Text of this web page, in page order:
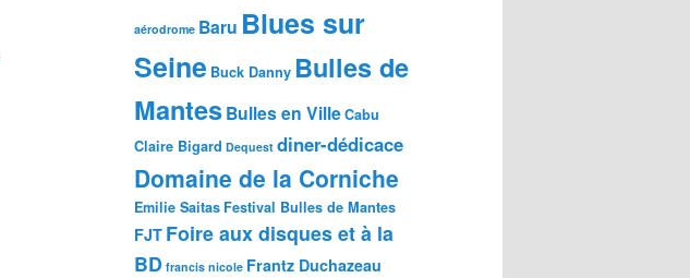
aérodrome Baru Blues sur
Seine Buck Danny Bulles de
MantesBulles en VilleCabu
Claire Bigard Dequest diner-dédicace
Domaine de la Corniche
Emilie Saitas Festival Bulles de Mantes
FJT Foire aux disques et à la
BD francis nicole Frantz Duchazeau